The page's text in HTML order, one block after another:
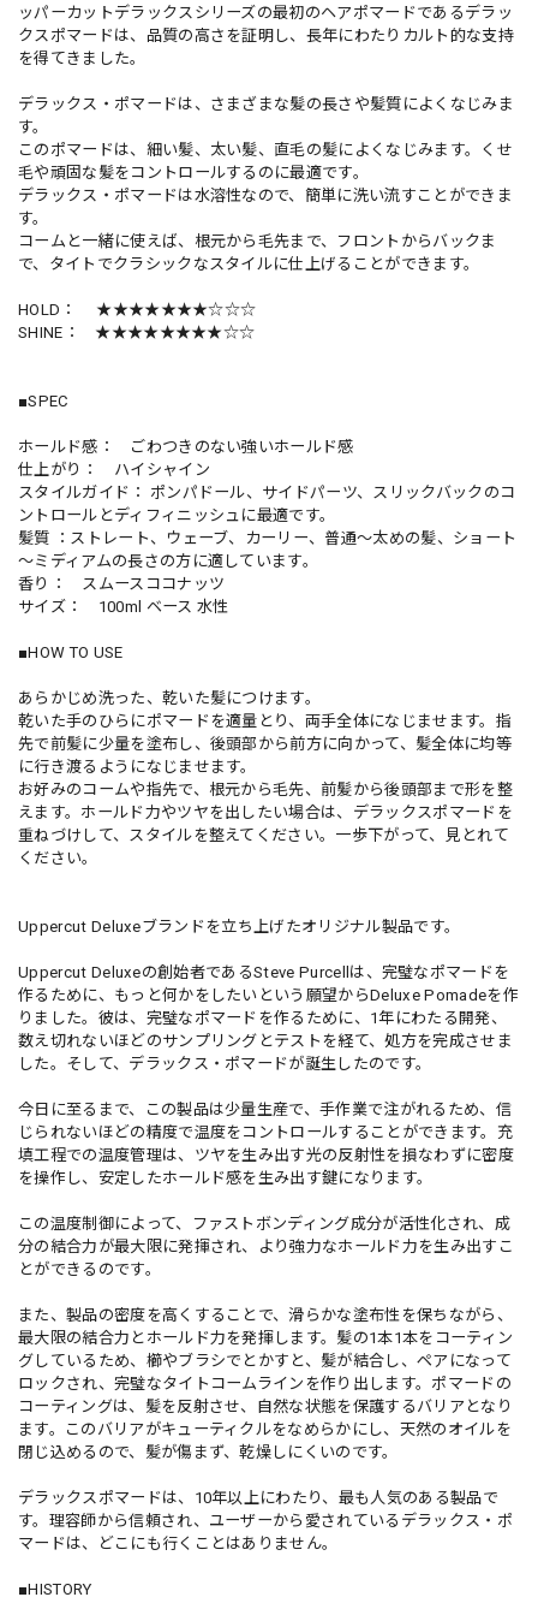
ッパーカットデラックスシリーズの最初のヘアポマードであるデラッ
クスポマードは、品質の高さを証明し、長年にわたりカルト的な支持
を得てきました。
デラックス・ポマードは、さまざまな髪の長さや髪質によくなじみま
す。
このポマードは、細い髪、太い髪、直毛の髪によくなじみます。くせ
毛や頑固な髪をコントロールするのに最適です。
デラックス・ポマードは水溶性なので、簡単に洗い流すことができま
す。
コームと一緒に使えば、根元から毛先まで、フロントからバックま
で、タイトでクラシックなスタイルに仕上げることができます。
HOLD： ★★★★★★★☆☆☆
SHINE： ★★★★★★★★☆☆
■SPEC
ホールド感： ごわつきのない強いホールド感
仕上がり： ハイシャイン
スタイルガイド： ポンパドール、サイドパーツ、スリックバックのコ
ントロールとディフィニッシュに最適です。
髪質 ：ストレート、ウェーブ、カーリー、普通～太めの髪、ショート
～ミディアムの長さの方に適しています。
香り： スムースココナッツ
サイズ： 100ml ベース 水性
■HOW TO USE
あらかじめ洗った、乾いた髪につけます。
乾いた手のひらにポマードを適量とり、両手全体になじませます。指
先で前髪に少量を塗布し、後頭部から前方に向かって、髪全体に均等
に行き渡るようになじませます。
お好みのコームや指先で、根元から毛先、前髪から後頭部まで形を整
えます。ホールド力やツヤを出したい場合は、デラックスポマードを
重ねづけして、スタイルを整えてください。一歩下がって、見とれて
ください。
Uppercut Deluxeブランドを立ち上げたオリジナル製品です。
Uppercut Deluxeの創始者であるSteve Purcellは、完璧なポマードを
作るために、もっと何かをしたいという願望からDeluxe Pomadeを作
りました。彼は、完璧なポマードを作るために、1年にわたる開発、
数え切れないほどのサンプリングとテストを経て、処方を完成させま
した。そして、デラックス・ポマードが誕生したのです。
今日に至るまで、この製品は少量生産で、手作業で注がれるため、信
じられないほどの精度で温度をコントロールすることができます。充
填工程での温度管理は、ツヤを生み出す光の反射性を損なわずに密度
を操作し、安定したホールド感を生み出す鍵になります。
この温度制御によって、ファストボンディング成分が活性化され、成
分の結合力が最大限に発揮され、より強力なホールド力を生み出すこ
とができるのです。
また、製品の密度を高くすることで、滑らかな塗布性を保ちながら、
最大限の結合力とホールド力を発揮します。髪の1本1本をコーティン
グしているため、櫛やブラシでとかすと、髪が結合し、ペアになって
ロックされ、完璧なタイトコームラインを作り出します。ポマードの
コーティングは、髪を反射させ、自然な状態を保護するバリアとなり
ます。このバリアがキューティクルをなめらかにし、天然のオイルを
閉じ込めるので、髪が傷まず、乾燥しにくいのです。
デラックスポマードは、10年以上にわたり、最も人気のある製品で
す。理容師から信頼され、ユーザーから愛されているデラックス・ポ
マードは、どこにも行くことはありません。
■HISTORY